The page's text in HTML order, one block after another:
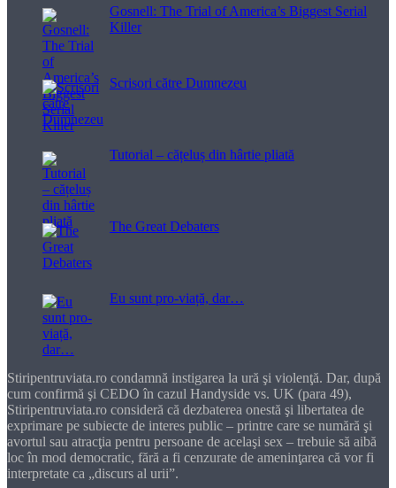
Gosnell: The Trial of America’s Biggest Serial
Killer
Scrisori către Dumnezeu
Tutorial – cățeluș din hârtie pliată
The Great Debaters
Eu sunt pro-viață, dar…
Stiripentruviata.ro condamnă instigarea la ură şi violenţă. Dar, după
cum confirmă şi CEDO în cazul Handyside vs. UK (para 49),
Stiripentruviata.ro consideră că dezbaterea onestă şi libertatea de
exprimare pe subiecte de interes public – printre care se numără şi
avortul sau atracţia pentru persoane de acelaşi sex – trebuie să aibă
loc în mod democratic, fără a fi cenzurate de ameninţarea că vor fi
interpretate ca „discurs al urii”.